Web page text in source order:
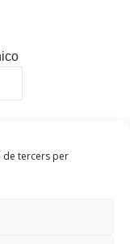
de tercers per